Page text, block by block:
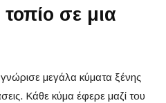
σε μια
μεγάλα κύματα ξένης
Κάθε κύμα έφερε μαζί του